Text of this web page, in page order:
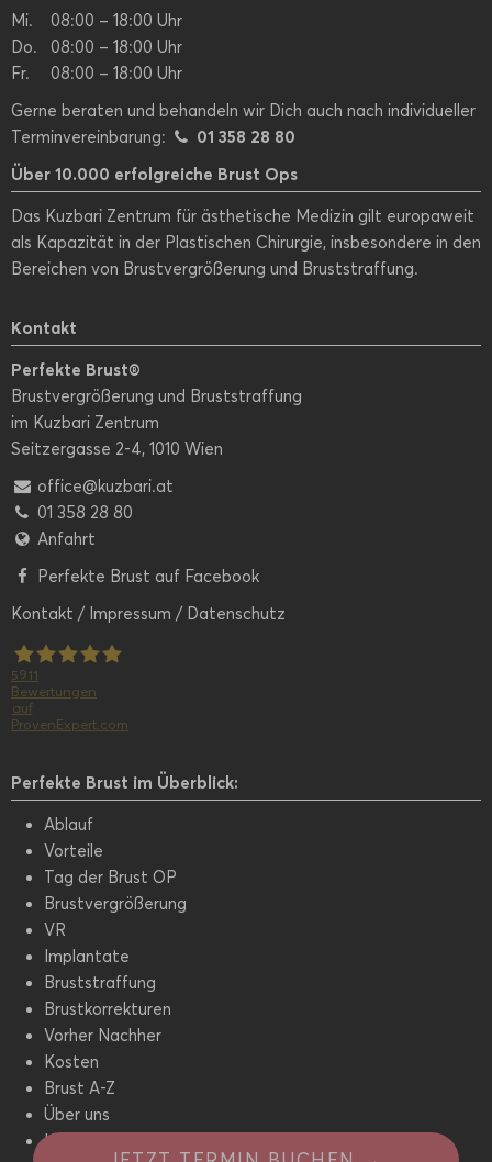
Mi.
08:00 – 18:00 Uhr
Do.
08:00 – 18:00 Uhr
Fr.
08:00 – 18:00 Uhr
Gerne beraten und behandeln wir Dich auch nach individueller
Terminvereinbarung:
01 358 28 80
Über 10.000 erfolgreiche Brust Ops
Das Kuzbari Zentrum für ästhetische Medizin gilt europaweit
als Kapazität in der Plastischen Chirurgie, insbesondere in den
Bereichen von Brustvergrößerung und Bruststraffung.
Kontakt
Perfekte Brust®
Brustvergrößerung und Bruststraffung
im Kuzbari Zentrum
Seitzergasse 2-4, 1010 Wien
office@kuzbari.at
01 358 28 80
Anfahrt
Perfekte Brust auf Facebook
Kontakt / Impressum / Datenschutz
Kuzbari
Zentrum
für
Ästhetische
Medizin
5911
Bewertungen
auf
ProvenExpert.com
Perfekte Brust im Überblick:
Ablauf
Vorteile
Tag der Brust OP
Brustvergrößerung
VR
Implantate
Bruststraffung
Brustkorrekturen
Vorher Nachher
Kosten
Brust A-Z
Über uns
Kontakt